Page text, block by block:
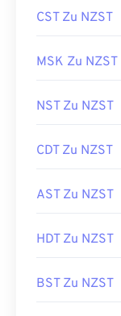
CST Zu NZST
MSK Zu NZST
NST Zu NZST
CDT Zu NZST
AST Zu NZST
HDT Zu NZST
BST Zu NZST